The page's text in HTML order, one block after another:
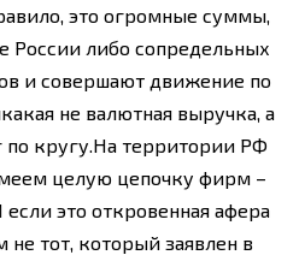
это огромные суммы,
России либо сопредельных
и совершают движение по
не валютная выручка, а
по кругу.На территории РФ
целую цепочку фирм –
это откровенная афера
не тот, который заявлен в